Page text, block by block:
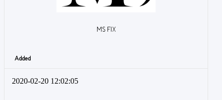
MS FIX
Added
2020-02-20 12:02:05